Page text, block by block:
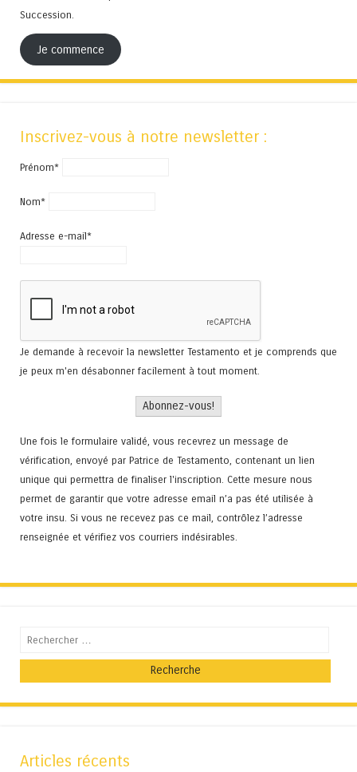
Succession.
Je commence
Inscrivez-vous à notre newsletter :
Prénom*
Nom*
Adresse e-mail*
Je demande à recevoir la newsletter Testamento et je comprends que
je peux m'en désabonner facilement à tout moment.
Une fois le formulaire validé, vous recevrez un message de
vérification, envoyé par Patrice de Testamento, contenant un lien
unique qui permettra de finaliser l'inscription. Cette mesure nous
permet de garantir que votre adresse email n’a pas été utilisée à
votre insu. Si vous ne recevez pas ce mail, contrôlez l’adresse
renseignée et vérifiez vos courriers indésirables.
Recherche
Articles récents